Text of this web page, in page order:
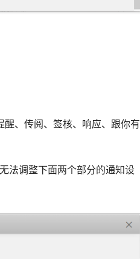
、传阅、签核、响应、跟你有
法调整下面两个部分的通知设